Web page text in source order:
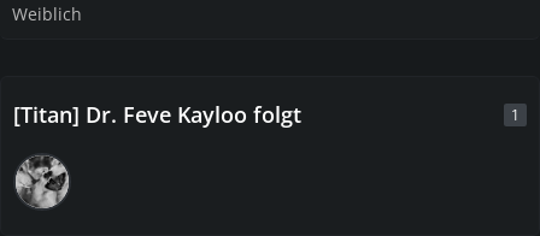
Weiblich
[Titan] Dr. Feve Kayloo folgt 1